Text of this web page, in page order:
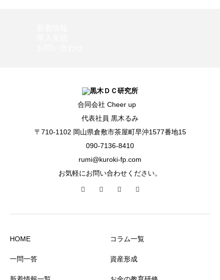
合同会社 Cheer up
代表社員 黒木るみ
〒710-1102 岡山県倉敷市茶屋町早沖1577番地15
090-7136-8410
rumi@kuroki-fp.com
お気軽にお問い合わせください。
HOME
一問一答
コラム一覧
資産形成